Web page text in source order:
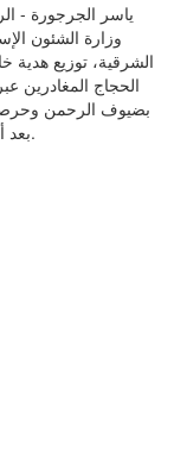
وزارة الشئون
الشرقية، توزيع
الحجاج المغادرين
بضيوف الرحمن
بعد أداء مناسك الحج، وفقا لوكالة الأنباء السعودية واس.